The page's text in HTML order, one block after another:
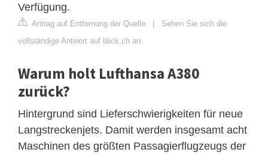
Verfügung.
Antrag auf Entfernung der Quelle | Sehen Sie sich die
vollständige Antwort auf blick.ch an
Warum holt Lufthansa A380
zurück?
Hintergrund sind Lieferschwierigkeiten für neue
Langstreckenjets. Damit werden insgesamt acht
Maschinen des größten Passagierflugzeugs der